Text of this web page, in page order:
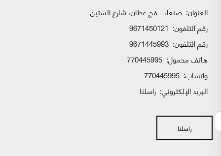
العنوان: صنعاء - فج عطان، شارع الستين
رقم التلفون: 9671450121
رقم التلفون: 9671445993
هاتف محمول: 770445995
واتساب:
البريد الإلكتروني: راسلنا
راسلنا